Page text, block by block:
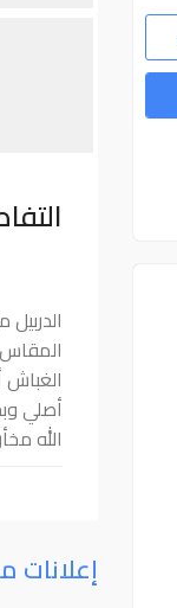
أصلي
الله
إعلانات